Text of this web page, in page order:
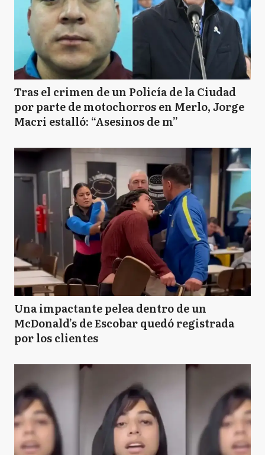
Tras el crimen de un Policía de la Ciudad
por parte de motochorros en Merlo, Jorge
Macri estalló: “Asesinos de m”
Una impactante pelea dentro de un
McDonald’s de Escobar quedó registrada
por los clientes